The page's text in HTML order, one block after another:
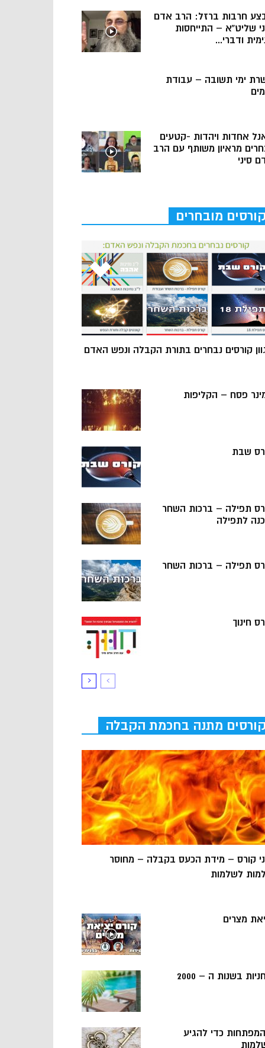
חרבות ברזל: הרב אדם
שליט”א – התייחסות
ודברי...
ימי תשובה – עבודת
אחדות ויהדות -קטעים
מראיון משותף עם הרב
סיני
קורסים מובחרים
קורסים נבחרים בתורת הקבלה ונפש האדם
פסח – הקליפות
שבת
תפילה – ברכות השחר
לתפילה
תפילה – ברכות השחר
חינוך
קורסים מתנה בחכמת הקבלה
קורס – מידת הכעס בקבלה – מחוסר
לשלמות
מצרים
בשנות ה – 2000
5 המפתחות כדי להגיע